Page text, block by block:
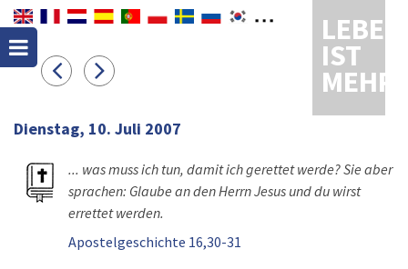
LEBEN
IST
MEHR
Dienstag, 10. Juli 2007
... was muss ich tun, damit ich gerettet werde? Sie aber
sprachen: Glaube an den Herrn Jesus und du wirst
errettet werden.
Apostelgeschichte 16,30-31